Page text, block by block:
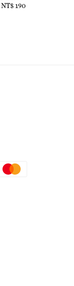
Regular
NT$ 190